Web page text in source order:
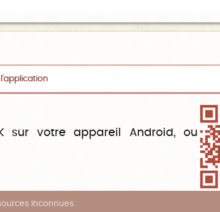
sur votre appareil Android, ou
inconnues